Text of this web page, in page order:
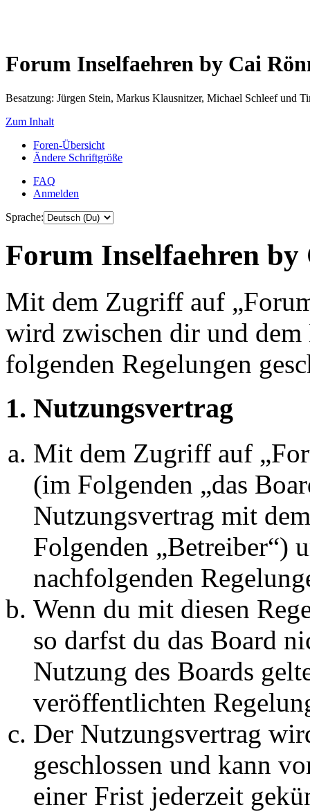
Forum Inselfaehren by Cai
Besatzung: Jürgen Stein, Markus Klausnitzer, Michael Schleef und
Zum Inhalt
Foren-Übersicht
Ändere Schriftgröße
FAQ
Anmelden
Sprache:
Forum Inselfaehren
Mit dem Zugriff auf
wird zwischen dir und
folgenden Regelungen
1. Nutzungsvertrag
Mit dem Zugriff auf
(im Folgenden „das
Nutzungsvertrag mit
Folgenden „Betreiber“)
nachfolgenden
Wenn du mit diesen
so darfst du das Board
Nutzung des Boards
veröffentlichten
Der Nutzungsvertrag
geschlossen und kann
einer Frist jederzeit